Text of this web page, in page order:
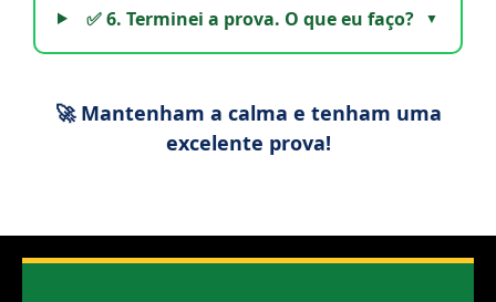
✅ 6. Terminei a prova. O que eu faço?
🚀 Mantenham a calma e tenham uma
excelente prova!